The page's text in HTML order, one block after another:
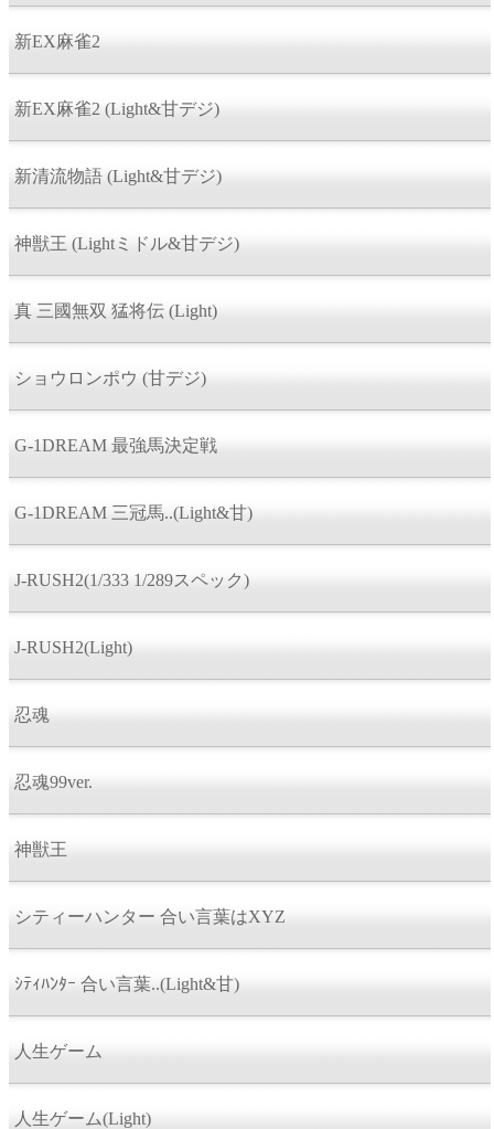
新EX麻雀2
新EX麻雀2 (Light&甘デジ)
新清流物語 (Light&甘デジ)
神獣王 (Lightミドル&甘デジ)
真 三國無双 猛将伝 (Light)
ショウロンポウ (甘デジ)
G-1DREAM 最強馬決定戦
G-1DREAM 三冠馬..(Light&甘)
J-RUSH2(1/333 1/289スペック)
J-RUSH2(Light)
忍魂
忍魂99ver.
神獣王
シティーハンター 合い言葉はXYZ
ｼﾃｨﾊﾝﾀｰ 合い言葉..(Light&甘)
人生ゲーム
人生ゲーム(Light)